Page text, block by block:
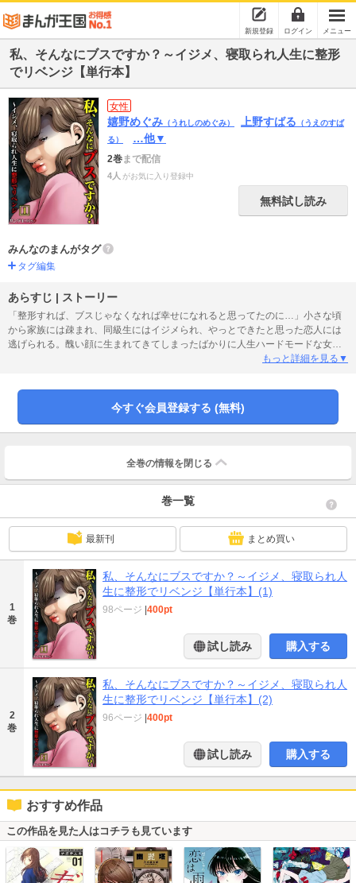
新規登録 ログイン メニュー
私、そんなにブスですか？～イジメ、寝取られ人生に整形
でリベンジ【単行本】
女性
嬉野めぐみ （うれしのめぐみ） 上野すばる （うえのすば
る）
…他▼
2巻まで配信
4人 がお気に入り登録中
無料試し読み
みんなのまんがタグ
タグ編集
あらすじ | ストーリー
「整形すれば、ブスじゃなくなれば幸せになれると思ってたのに…」小さな頃
から家族には疎まれ、同級生にはイジメられ、やっとできたと思った恋人には
逃げられる。醜い顔に生まれてきてしまったばかりに人生ハードモードな女た
ち。整形することで過去と決別して幸せを勝ち取ろうとするが、新たな顔を手
もっと詳細を見る▼
今すぐ会員登録する (無料)
全巻の情報を 閉じる
巻一覧
最新刊 まとめ買い
1
巻
私、そんなにブスですか？～イジメ、寝取られ人
生に整形でリベンジ【単行本】(1)
98ページ 400pt
試し読み 購入する
2
巻
私、そんなにブスですか？～イジメ、寝取られ人
生に整形でリベンジ【単行本】(2)
96ページ 400pt
試し読み 購入する
おすすめ作品
この作品を見た人はコチラも見ています